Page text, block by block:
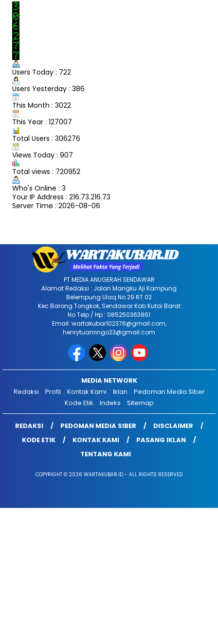
Users Today : 722
Users Yesterday : 386
This Month : 3022
This Year : 127007
Total Users : 306276
Views Today : 907
Total views : 720952
Who's Online : 3
Your IP Address : 216.73.216.73
Server Time : 2026-08-06
PT MEDIA ANUGERAH SENDAWAR
Alamat Redaksi : Jalan Mangku Aji Kampung
Belempung Ulaq No 29 RT 02
Kec Barong Tongkok, Sendawar Kab Kutai Barat
No Telp / Hp : 085250363861
Email: wartakubar102376@gmail.com,
henrytuanringo23@gmail.com
MEDIA NETWORK
Redaksi
Profil Kontak Kami Iklan
Pedoman Media Siber
Kode Etik
Indeks Sitemap
REDAKSI PEDOMAN MEDIA SIBER
DISCLAIMER
KODE ETIK
KONTAK KAMI
PASANG IKLAN
TENTANG KAMI
COPYRIGHT © 2026 WARTAKUBAR.ID - ALL RIGHTS RESERVED